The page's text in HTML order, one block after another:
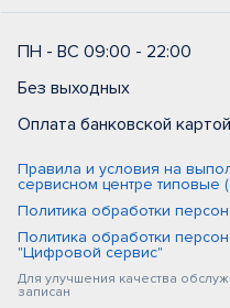
ПН - ВС 09:00 - 22:00
Без выходных
Оплата банковской картой
Правила и условия на
сервисном центре типовые
Политика обработки
Политика обработки
"Цифровой сервис"
Для улучшения качества
записан